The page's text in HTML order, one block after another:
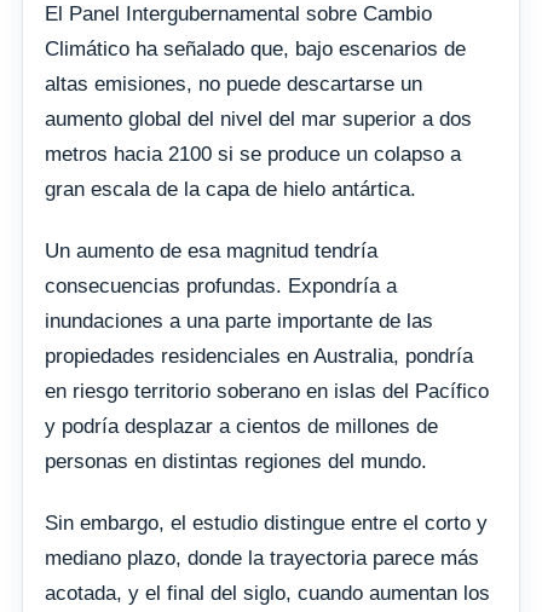
El Panel Intergubernamental sobre Cambio
Climático ha señalado que, bajo escenarios de
altas emisiones, no puede descartarse un
aumento global del nivel del mar superior a dos
metros hacia 2100 si se produce un colapso a
gran escala de la capa de hielo antártica.
Un aumento de esa magnitud tendría
consecuencias profundas. Expondría a
inundaciones a una parte importante de las
propiedades residenciales en Australia, pondría
en riesgo territorio soberano en islas del Pacífico
y podría desplazar a cientos de millones de
personas en distintas regiones del mundo.
Sin embargo, el estudio distingue entre el corto y
mediano plazo, donde la trayectoria parece más
acotada, y el final del siglo, cuando aumentan los